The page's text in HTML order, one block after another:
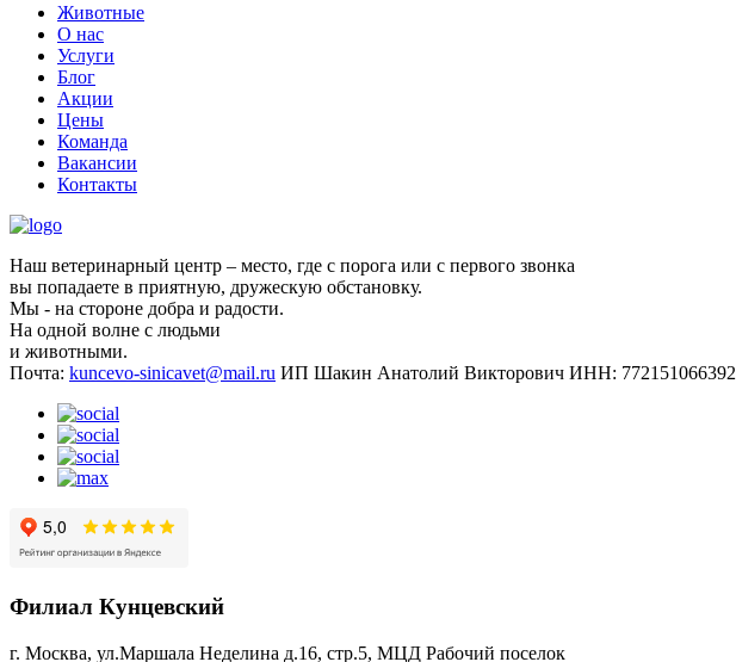
Животные
О нас
Услуги
Блог
Акции
Цены
Команда
Вакансии
Контакты
Наш ветеринарный центр – место, где с порога или с первого звонка
вы попадаете в приятную, дружескую обстановку.
Мы - на стороне добра и радости.
На одной волне с людьми
и животными.
Почта: kuncevo-sinicavet@mail.ru ИП Шакин Анатолий Викторович ИНН: 772151066392
Филиал Кунцевский
г. Москва, ул.Маршала Неделина д.16, стр.5, МЦД Рабочий поселок